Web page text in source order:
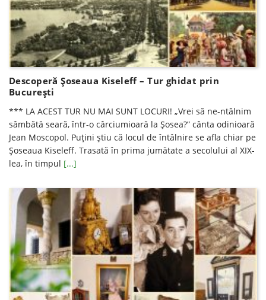
Descoperă Șoseaua Kiseleff – Tur ghidat prin
Bucureşti
*** LA ACEST TUR NU MAI SUNT LOCURI! „Vrei să ne-ntâlnim
sâmbătă seară, într-o cârciumioară la Șosea?” cânta odinioară
Jean Moscopol. Puțini știu că locul de întâlnire se afla chiar pe
Șoseaua Kiseleff. Trasată în prima jumătate a secolului al XIX-
lea, în timpul [...]